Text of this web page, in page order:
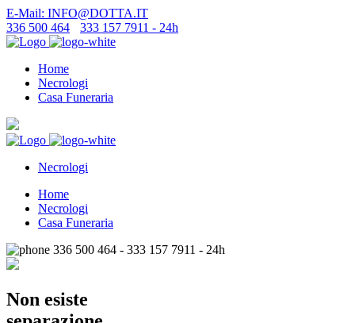
E-Mail: INFO@DOTTA.IT
336 500 464
333 157 7911 - 24h
Home
Necrologi
Casa Funeraria
Necrologi
Home
Necrologi
Casa Funeraria
336 500 464 - 333 157 7911 - 24h
Non esiste